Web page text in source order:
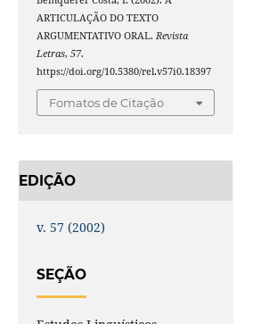
ARTICULAÇÃO DO TEXTO
ARGUMENTATIVO ORAL. Revista
Letras,57.
https://doi.org/10.5380/rel.v57i0.18397
Fomatos de Citação
EDIÇÃO
v. 57 (2002)
SEÇÃO